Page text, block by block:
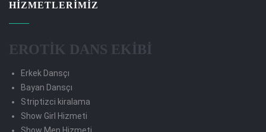
HIZMETLERIMIZ
EROTİK DANS EKİBİ
Erkek Dansçı
Bayan Dansçı
Striptizci kiralama
Show Girl Hizmeti